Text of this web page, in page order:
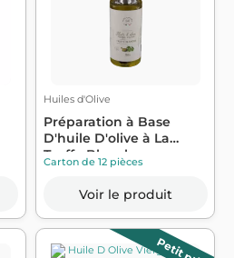
Huiles d'Olive
Préparation à Base
D'huile D'olive à La
Truffe Blanch...
Carton de 12 pièces
Voir le produit